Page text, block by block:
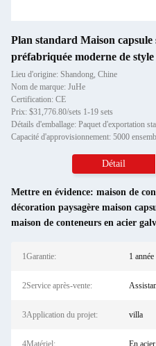
Plan standard Maison capsule
préfabriquée moderne de
Lieu d'origine: Shandong, Chine
Nom de marque: JuHe
Certification: CE
Prix: $31,776.80/sets 1-19 sets
Capacité d'approvisionnement: 5000
Détail
Mettre en évidence: maison de
décoration paysagère maison
maison de conteneurs en acier
1Garantie: 1 année
2Service après-vente:
3Application du projet: villa
4Matériel: En